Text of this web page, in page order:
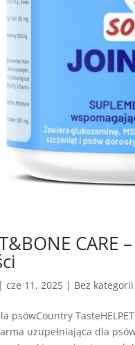
|cze 11, 2025 | Bez kategorii
psówCountry
uzupełniająca dla